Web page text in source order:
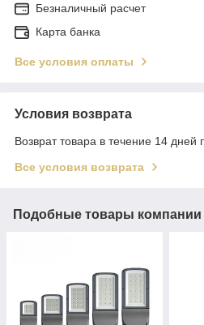
Безналичный расчет
Карта банка
Все условия оплаты
Условия возврата
Возврат товара в течение 14 дней
Все условия возврата
Подобные товары компании